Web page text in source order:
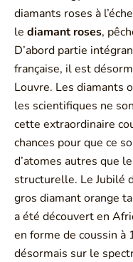
diamants roses à
le diamant roses,
D’abord partie
française, il est
Louvre. Les diamants
les scientifiques ne
cette extraordinaire
chances pour que ce
d’atomes autres que
structurelle. Le Jubilé
gros diamant orange
a été découvert en
en forme de coussin
désormais sur le